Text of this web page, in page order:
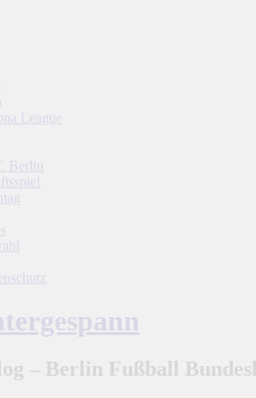
League
Berlin
– Berlin Fußball